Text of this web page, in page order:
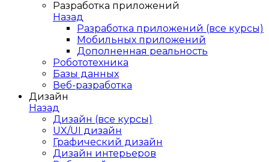
Разработка приложений
Назад
Разработка приложений (все курсы)
Мобильных приложений
Дополненная реальность
Робототехника
Базы данных
Веб-разработка
Дизайн
Назад
Дизайн (все курсы)
UX/UI дизайн
Графический дизайн
Дизайн интерьеров